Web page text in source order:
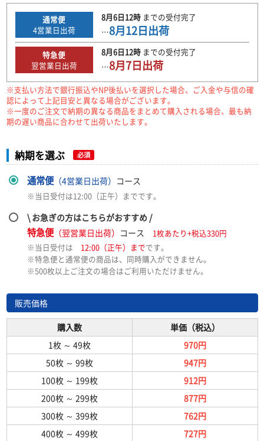
通常便
4営業日出荷
8月6日12時までの受付完了
…8月12日出荷
特急便
翌営業日出荷
8月6日12時までの受付完了
…8月7日出荷
※支払い方法で銀行振込やNP後払いを選択した場合、ご入金や与信の確
認によって上記目安と異なる場合がございます。
※一度のご注文で納期の異なる商品をまとめて購入される場合、最も納
期の遅い商品に合わせて出荷いたします。
納期を選ぶ 必須
通常便（4営業日出荷） コース
※当日受付は12:00（正午）までです。
\ お急ぎの方はこちらがおすすめ /
特急便（翌営業日出荷） コース
1枚あたり+税込330円
※当日受付は 12:00（正午）までです。
※特急便と通常便の商品は、同時購入ができません。
※500枚以上ご注文の場合はご利用いただけません。
販売価格
購入数
単価（税込）
1枚 ～ 49枚
970円
50枚 ～ 99枚
947円
100枚 ～ 199枚
912円
200枚 ～ 299枚
877円
300枚 ～ 399枚
762円
400枚 ～ 499枚
727円